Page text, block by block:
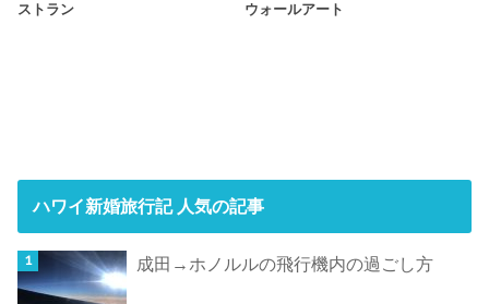
ストラン
ウォールアート
ハワイ新婚旅行記 人気の記事
成田→ホノルルの飛行機内の過ごし方